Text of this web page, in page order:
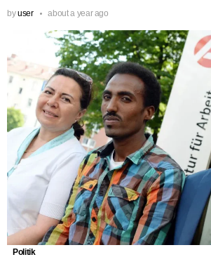
byuser about a year ago
Politik